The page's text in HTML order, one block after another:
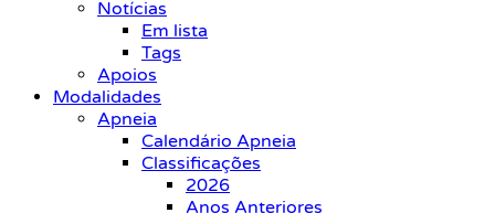
Notícias
Em lista
Tags
Apoios
Modalidades
Apneia
Calendário Apneia
Classificações
2026
Anos Anteriores